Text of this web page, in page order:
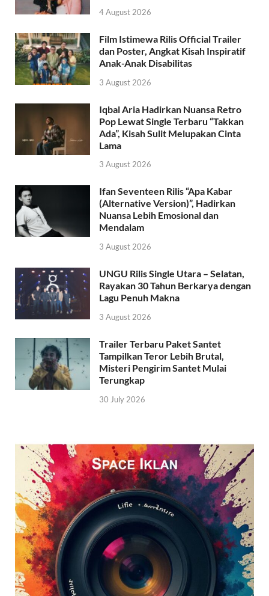
4 August 2026
Film Istimewa Rilis Official Trailer
dan Poster, Angkat Kisah Inspiratif
Anak-Anak Disabilitas
3 August 2026
Iqbal Aria Hadirkan Nuansa Retro
Pop Lewat Single Terbaru “Takkan
Ada”, Kisah Sulit Melupakan Cinta
Lama
3 August 2026
Ifan Seventeen Rilis “Apa Kabar
(Alternative Version)”, Hadirkan
Nuansa Lebih Emosional dan
Mendalam
3 August 2026
UNGU Rilis Single Utara – Selatan,
Rayakan 30 Tahun Berkarya dengan
Lagu Penuh Makna
3 August 2026
Trailer Terbaru Paket Santet
Tampilkan Teror Lebih Brutal,
Misteri Pengirim Santet Mulai
Terungkap
30 July 2026